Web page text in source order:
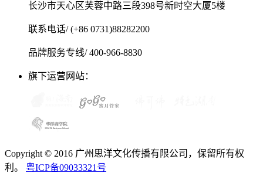
长沙市天心区芙蓉中路三段398号新时空大厦5楼
联系电话/ (+86 0731)88282200
品牌服务专线/ 400-966-8830
旗下运营网站：
Copyright © 2016 广州思洋文化传播有限公司，保留所有权
利。 粤ICP备09033321号